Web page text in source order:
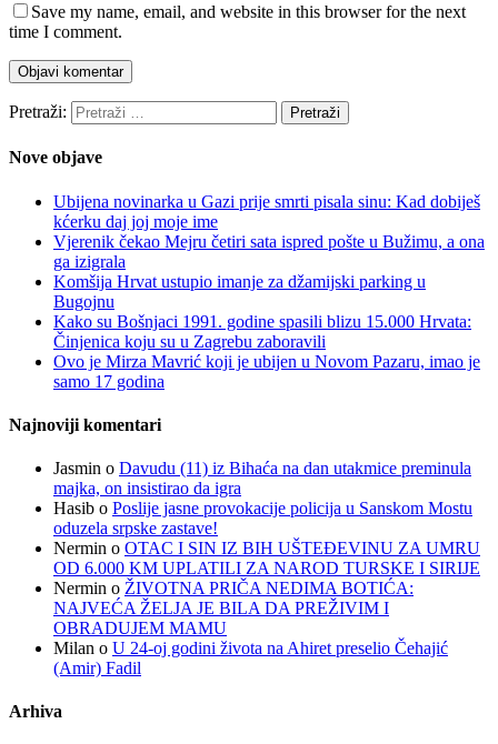
Save my name, email, and website in this browser for the next
time I comment.
Pretraži:
Nove objave
Ubijena novinarka u Gazi prije smrti pisala sinu: Kad dobiješ
kćerku daj joj moje ime
Vjerenik čekao Mejru četiri sata ispred pošte u Bužimu, a ona
ga izigrala
Komšija Hrvat ustupio imanje za džamijski parking u
Bugojnu
Kako su Bošnjaci 1991. godine spasili blizu 15.000 Hrvata:
Činjenica koju su u Zagrebu zaboravili
Ovo je Mirza Mavrić koji je ubijen u Novom Pazaru, imao je
samo 17 godina
Najnoviji komentari
Jasmin o Davudu (11) iz Bihaća na dan utakmice preminula
majka, on insistirao da igra
Hasib o Poslije jasne provokacije policija u Sanskom Mostu
oduzela srpske zastave!
Nermin o OTAC I SIN IZ BIH UŠTEĐEVINU ZA UMRU
OD 6.000 KM UPLATILI ZA NAROD TURSKE I SIRIJE
Nermin o ŽIVOTNA PRIČA NEDIMA BOTIĆA:
NAJVEĆA ŽELJA JE BILA DA PREŽIVIM I
OBRADUJEM MAMU
Milan o U 24-oj godini života na Ahiret preselio Čehajić
(Amir) Fadil
Arhiva